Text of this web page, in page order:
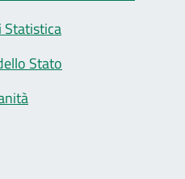
Statistica
Stato